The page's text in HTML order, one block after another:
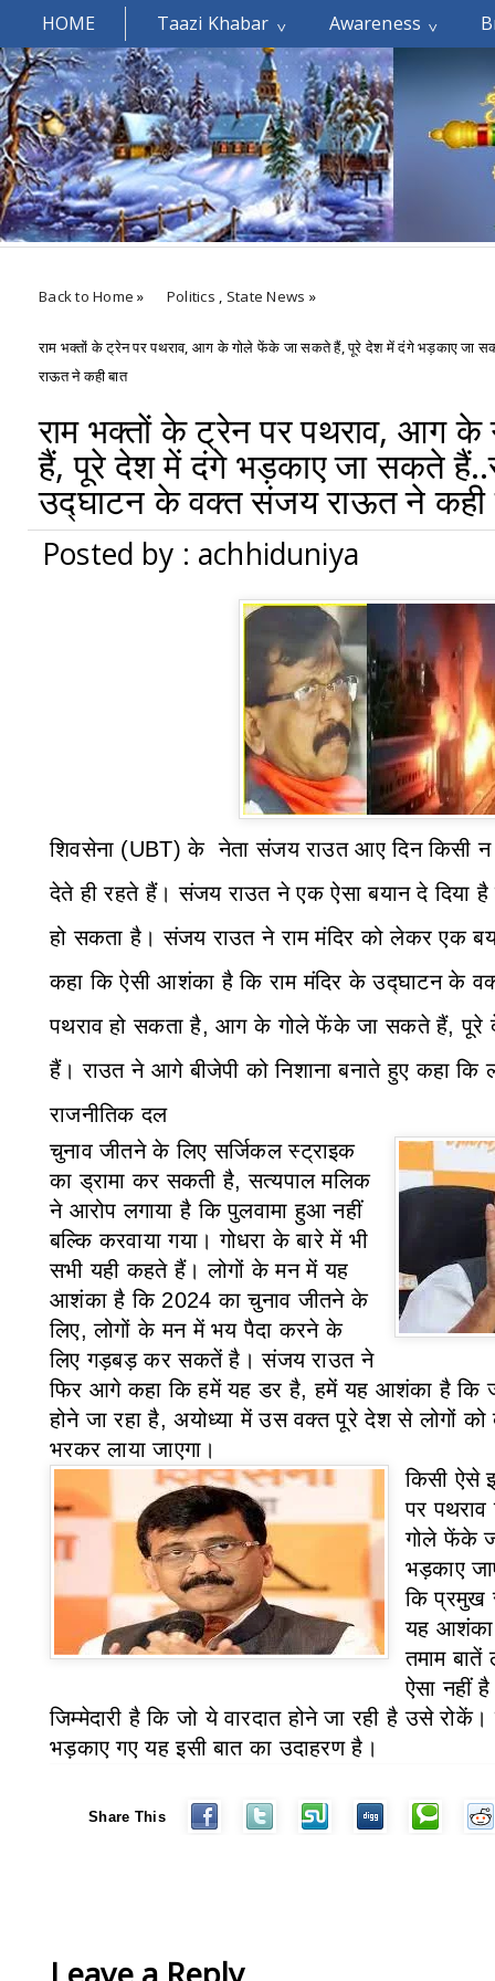
HOME Taazi Khabar Awareness
Welcomes You.....
Back to Home » Politics , State News »
राम भक्तों के ट्रेन पर पथराव, आग के गोले फेंके जा सकते हैं, पूरे देश में दंगे भड़काए जा
राऊत ने कही बात
राम भक्तों के ट्रेन पर पथराव, आग
हैं, पूरे देश में दंगे भड़काए जा सकते
उद्घाटन के वक्त संजय राऊत ने कही
Posted by : achhiduniya
शिवसेना (UBT)के नेता संजय राउत आए दिन किसी न
देते ही रहते हैं। संजय राउत ने एक ऐसा बयान दे दिया
हो सकता है। संजय राउत ने राम मंदिर को लेकर एक
कहा कि ऐसी आशंका है कि राम मंदिर के उद्घाटन के
पथराव हो सकता है,आग के गोले फेंके जा सकते हैं,पूरे
हैं। राउत ने आगे बीजेपी को निशाना बनाते हुए कहा कि
राजनीतिक दल
चुनाव जीतने के लिए सर्जिकल स्ट्राइक
का ड्रामा कर सकती है,सत्यपाल मलिक
ने आरोप लगाया है कि पुलवामा हुआ नहीं
बल्कि करवाया गया। गोधरा के बारे में भी
सभी यही कहते हैं। लोगों के मन में यह
आशंका है कि 2024का चुनाव जीतने के
लिए,लोगों के मन में भय पैदा करने के
लिए गड़बड़ कर सकतें है। संजय राउत ने
फिर आगे कहा कि हमें यह डर है,हमें यह आशंका है कि
होने जा रहा है,अयोध्या में उस वक्त पूरे देश से लोगों को
भरकर लाया जाएगा।
किसी ऐसे
पर
गोले फेंके
भड़काए
कि प्रमुख
यह आशंका
तमाम
ऐसा नहीं
जिम्मेदारी है कि जो ये वारदात होने जा रही है उसे रोकें।
भड़काए गए यह इसी बात का उदाहरण है।
Share This